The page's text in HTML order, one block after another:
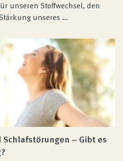
unseren Stoffwechsel, den
unseres ...
– Gibt es